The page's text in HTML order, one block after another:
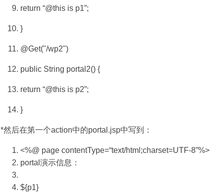
return “@this is p1”;
}
@Get("/wp2")
public String portal2() {
return “@this is p2”;
}
*然后在第一个action中的portal.jsp中写到：
<%@ page contentType=“text/html;charset=UTF-8”%>
portal演示信息：
${p1}